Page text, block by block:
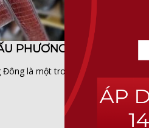
PHƯƠNG ĐÔNG
là một trong những cửa hàng